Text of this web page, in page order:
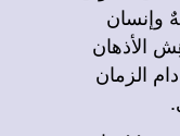
وإنسان
الأذهان
الزمان